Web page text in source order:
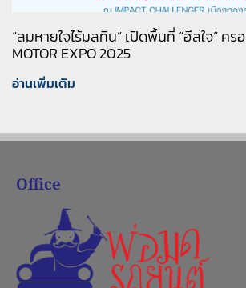
“ลมหายใจไร้มลทิน” เปิดพื้นที่ “ฮีลใจ” คร
MOTOR EXPO 2025
อ่านเพิ่มเติม
Office